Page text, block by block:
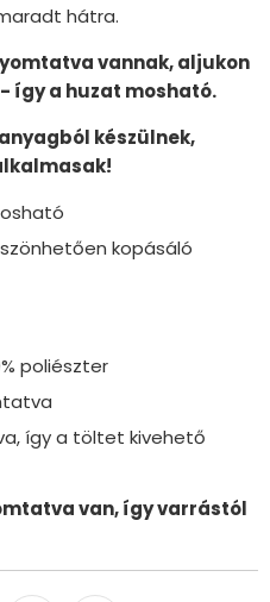
hátra.
vannak, aljukon
így a huzat mosható.
készülnek,
kopásáló
poliészter
így a töltet kivehető
van, így varrástól